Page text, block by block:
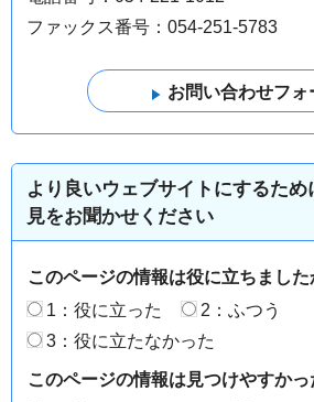
ファックス番号：054-251-5783
より良いウェブサイトにするた
見をお聞かせください
このページの情報は役に立ちました
1：役に立った
2：ふつう
3：役に立たなかった
このページの情報は見つけやすかっ